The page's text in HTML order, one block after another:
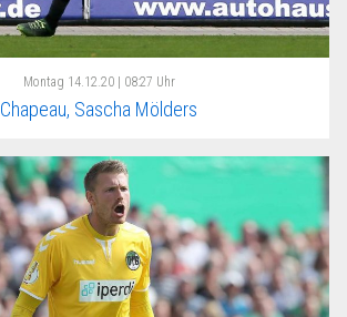
Montag 14.12.20 | 08:27 Uhr
Chapeau, Sascha Mölders